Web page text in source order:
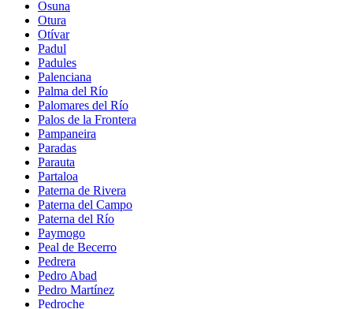
Osuna
Otura
Otívar
Padul
Padules
Palenciana
Palma del Río
Palomares del Río
Palos de la Frontera
Pampaneira
Paradas
Parauta
Partaloa
Paterna de Rivera
Paterna del Campo
Paterna del Río
Paymogo
Peal de Becerro
Pedrera
Pedro Abad
Pedro Martínez
Pedroche